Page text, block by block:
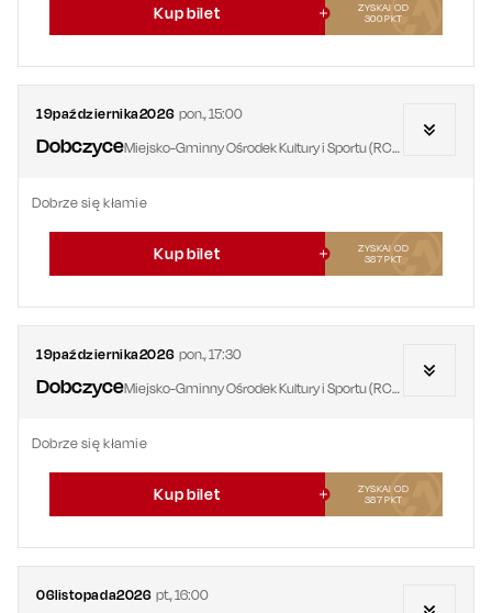
Kup bilet
ZYSKAJ OD
300PKT
19października2026 pon.,15:00
Dobczyce Miejsko-Gminny Ośrodek Kultury i Sportu (RCOS)
Dobrze się kłamie
Kup bilet
ZYSKAJ OD
387PKT
19października2026 pon.,17:30
Dobczyce Miejsko-Gminny Ośrodek Kultury i Sportu (RCOS)
Dobrze się kłamie
Kup bilet
ZYSKAJ OD
387PKT
06listopada2026 pt.,16:00